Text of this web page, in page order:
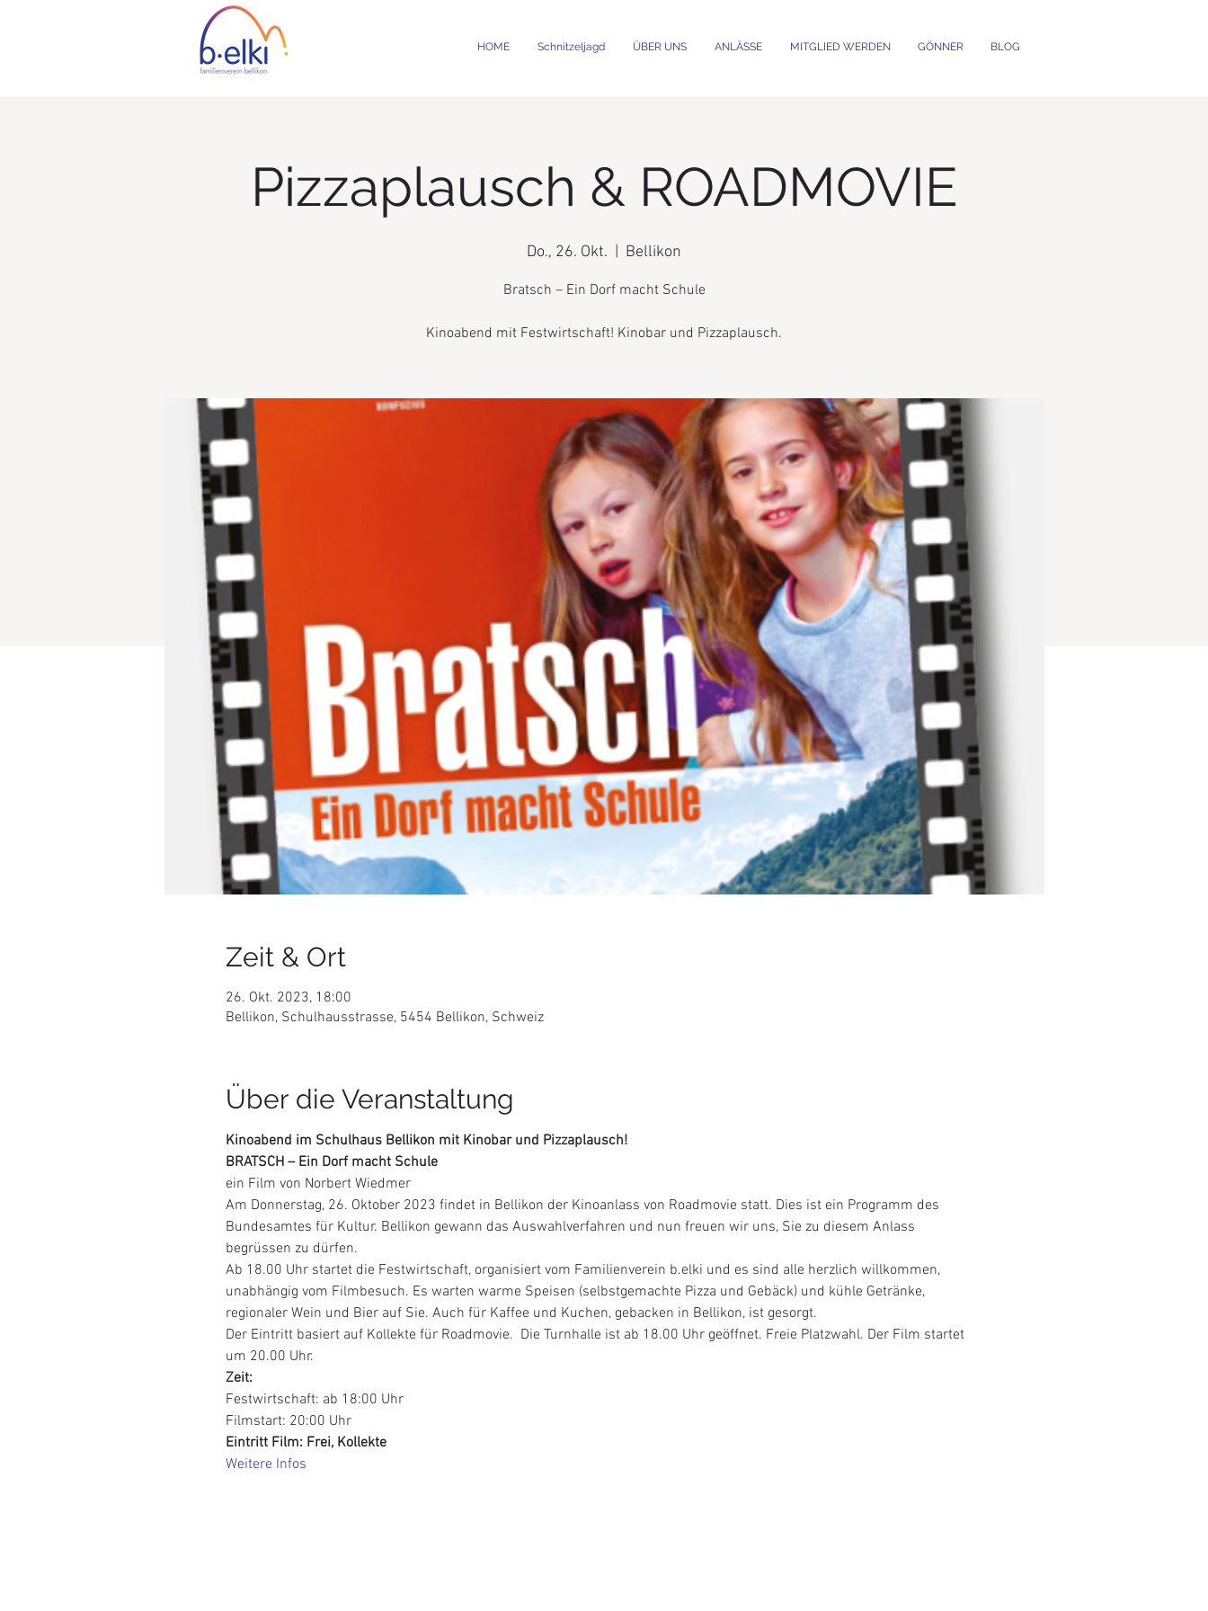
HOME Schnitzeljagd ÜBER UNS ANLÄSSE MITGLIED WERDEN GÖNNER BLOG
Pizzaplausch & ROADMOVIE
Do., 26. Okt. Bellikon
Bratsch – Ein Dorf macht Schule
Kinoabend mit Festwirtschaft! Kinobar und Pizzaplausch.
Zeit & Ort
26. Okt. 2023, 18:00
Bellikon, Schulhausstrasse, 5454 Bellikon, Schweiz
Über die Veranstaltung
Kinoabend im Schulhaus Bellikon mit Kinobar und Pizzaplausch!
BRATSCH – Ein Dorf macht Schule
ein Film von Norbert Wiedmer
Am Donnerstag, 26. Oktober 2023 findet in Bellikon der Kinoanlass von Roadmovie statt. Dies ist ein Programm des
Bundesamtes für Kultur. Bellikon gewann das Auswahlverfahren und nun freuen wir uns, Sie zu diesem Anlass
begrüssen zu dürfen.
Ab 18.00 Uhr startet die Festwirtschaft, organisiert vom Familienverein b.elki und es sind alle herzlich willkommen,
unabhängig vom Filmbesuch. Es warten warme Speisen (selbstgemachte Pizza und Gebäck) und kühle Getränke,
regionaler Wein und Bier auf Sie. Auch für Kaffee und Kuchen, gebacken in Bellikon, ist gesorgt.
Der Eintritt basiert auf Kollekte für Roadmovie.  Die Turnhalle ist ab 18.00 Uhr geöffnet. Freie Platzwahl. Der Film startet
um 20.00 Uhr.
Zeit:
Festwirtschaft: ab 18:00 Uhr
Filmstart: 20:00 Uhr
Eintritt Film: Frei, Kollekte
Weitere Infos